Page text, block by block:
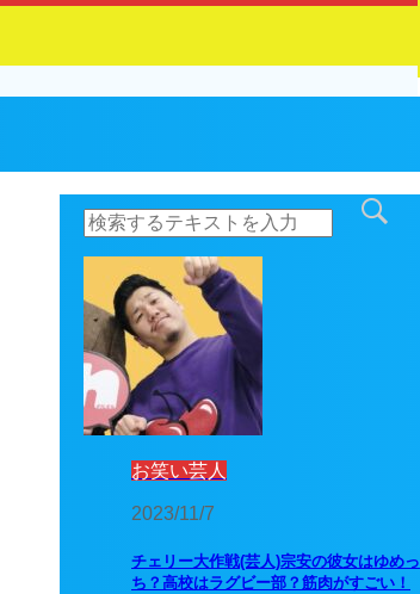
お笑い芸人
2023/11/7
チェリー大作戦(芸人)宗安の彼女はゆめっ
ち？高校はラグビー部？筋肉がすごい！